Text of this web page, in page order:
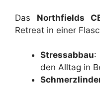
Das Northfields
Retreat in einer
Stressabbau:
den Alltag in